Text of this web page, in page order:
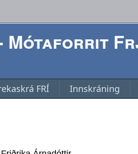
Mótaforrit
FRÍ Innskráning